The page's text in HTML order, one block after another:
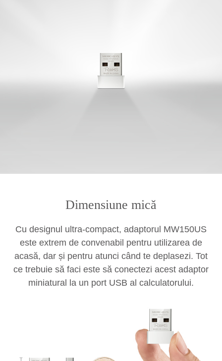
Dimensiune mică
Cu designul ultra-compact, adaptorul MW150US
este extrem de convenabil pentru utilizarea de
acasă, dar și pentru atunci când te deplasezi. Tot
ce trebuie să faci este să conectezi acest adaptor
miniatural la un port USB al calculatorului.